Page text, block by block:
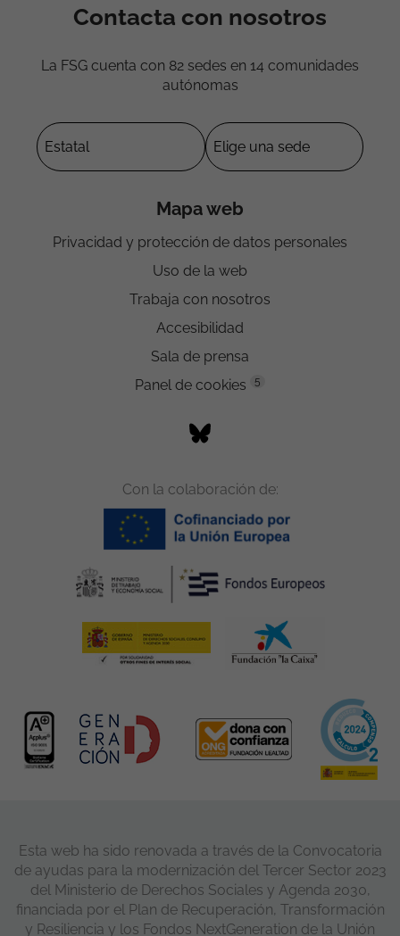
Contacta con nosotros
La FSG cuenta con 82 sedes en 14 comunidades
autónomas
Mapa web
Privacidad y protección de datos personales
Uso de la web
Trabaja con nosotros
Accesibilidad
Sala de prensa
Panel de cookies
5
Con la colaboración de:
Esta web ha sido renovada a través de la Convocatoria
de ayudas para la modernización del Tercer Sector 2023
del Ministerio de Derechos Sociales y Agenda 2030,
financiada por el Plan de Recuperación, Transformación
y Resiliencia y los Fondos NextGeneration de la Unión